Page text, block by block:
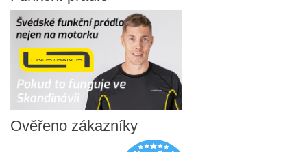
Ověřeno zákazníky